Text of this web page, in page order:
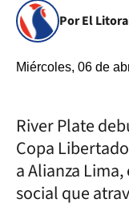
Por El
Miércoles, 06 de
River Plate
Copa
a Alianza
social que